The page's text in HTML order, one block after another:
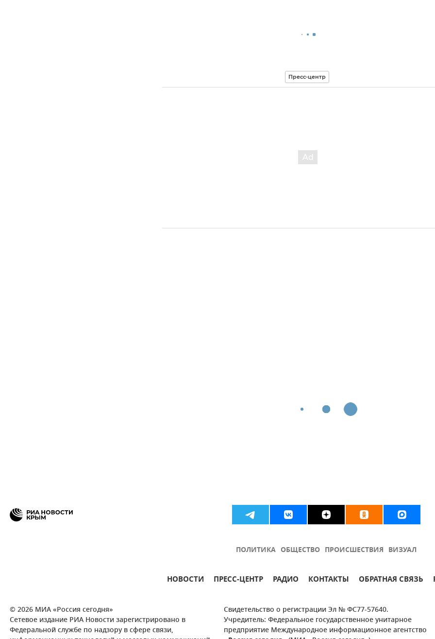
Пресс-центр
ПОЛИТИКА ОБЩЕСТВО ПРОИСШЕСТВИЯ ВИЗУАЛ
НОВОСТИ ПРЕСС-ЦЕНТР РАДИО КОНТАКТЫ ОБРАТНАЯ СВЯЗЬ
© 2026 МИА «Россия сегодня»
Сетевое издание РИА Новости зарегистрировано в
Федеральной службе по надзору в сфере связи,
Свидетельство о регистрации Эл № ФС77-57640.
Учредитель: Федеральное государственное унитарное
предприятие Международное информационное агентство